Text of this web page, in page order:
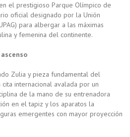
el prestigioso Parque Olímpico de
oficial designado por la Unión
para albergar a las máximas
y femenina del continente.
Zulia y pieza fundamental del
internacional avalada por un
de la mano de su entrenadora
en el tapiz y los aparatos la
emergentes con mayor proyección